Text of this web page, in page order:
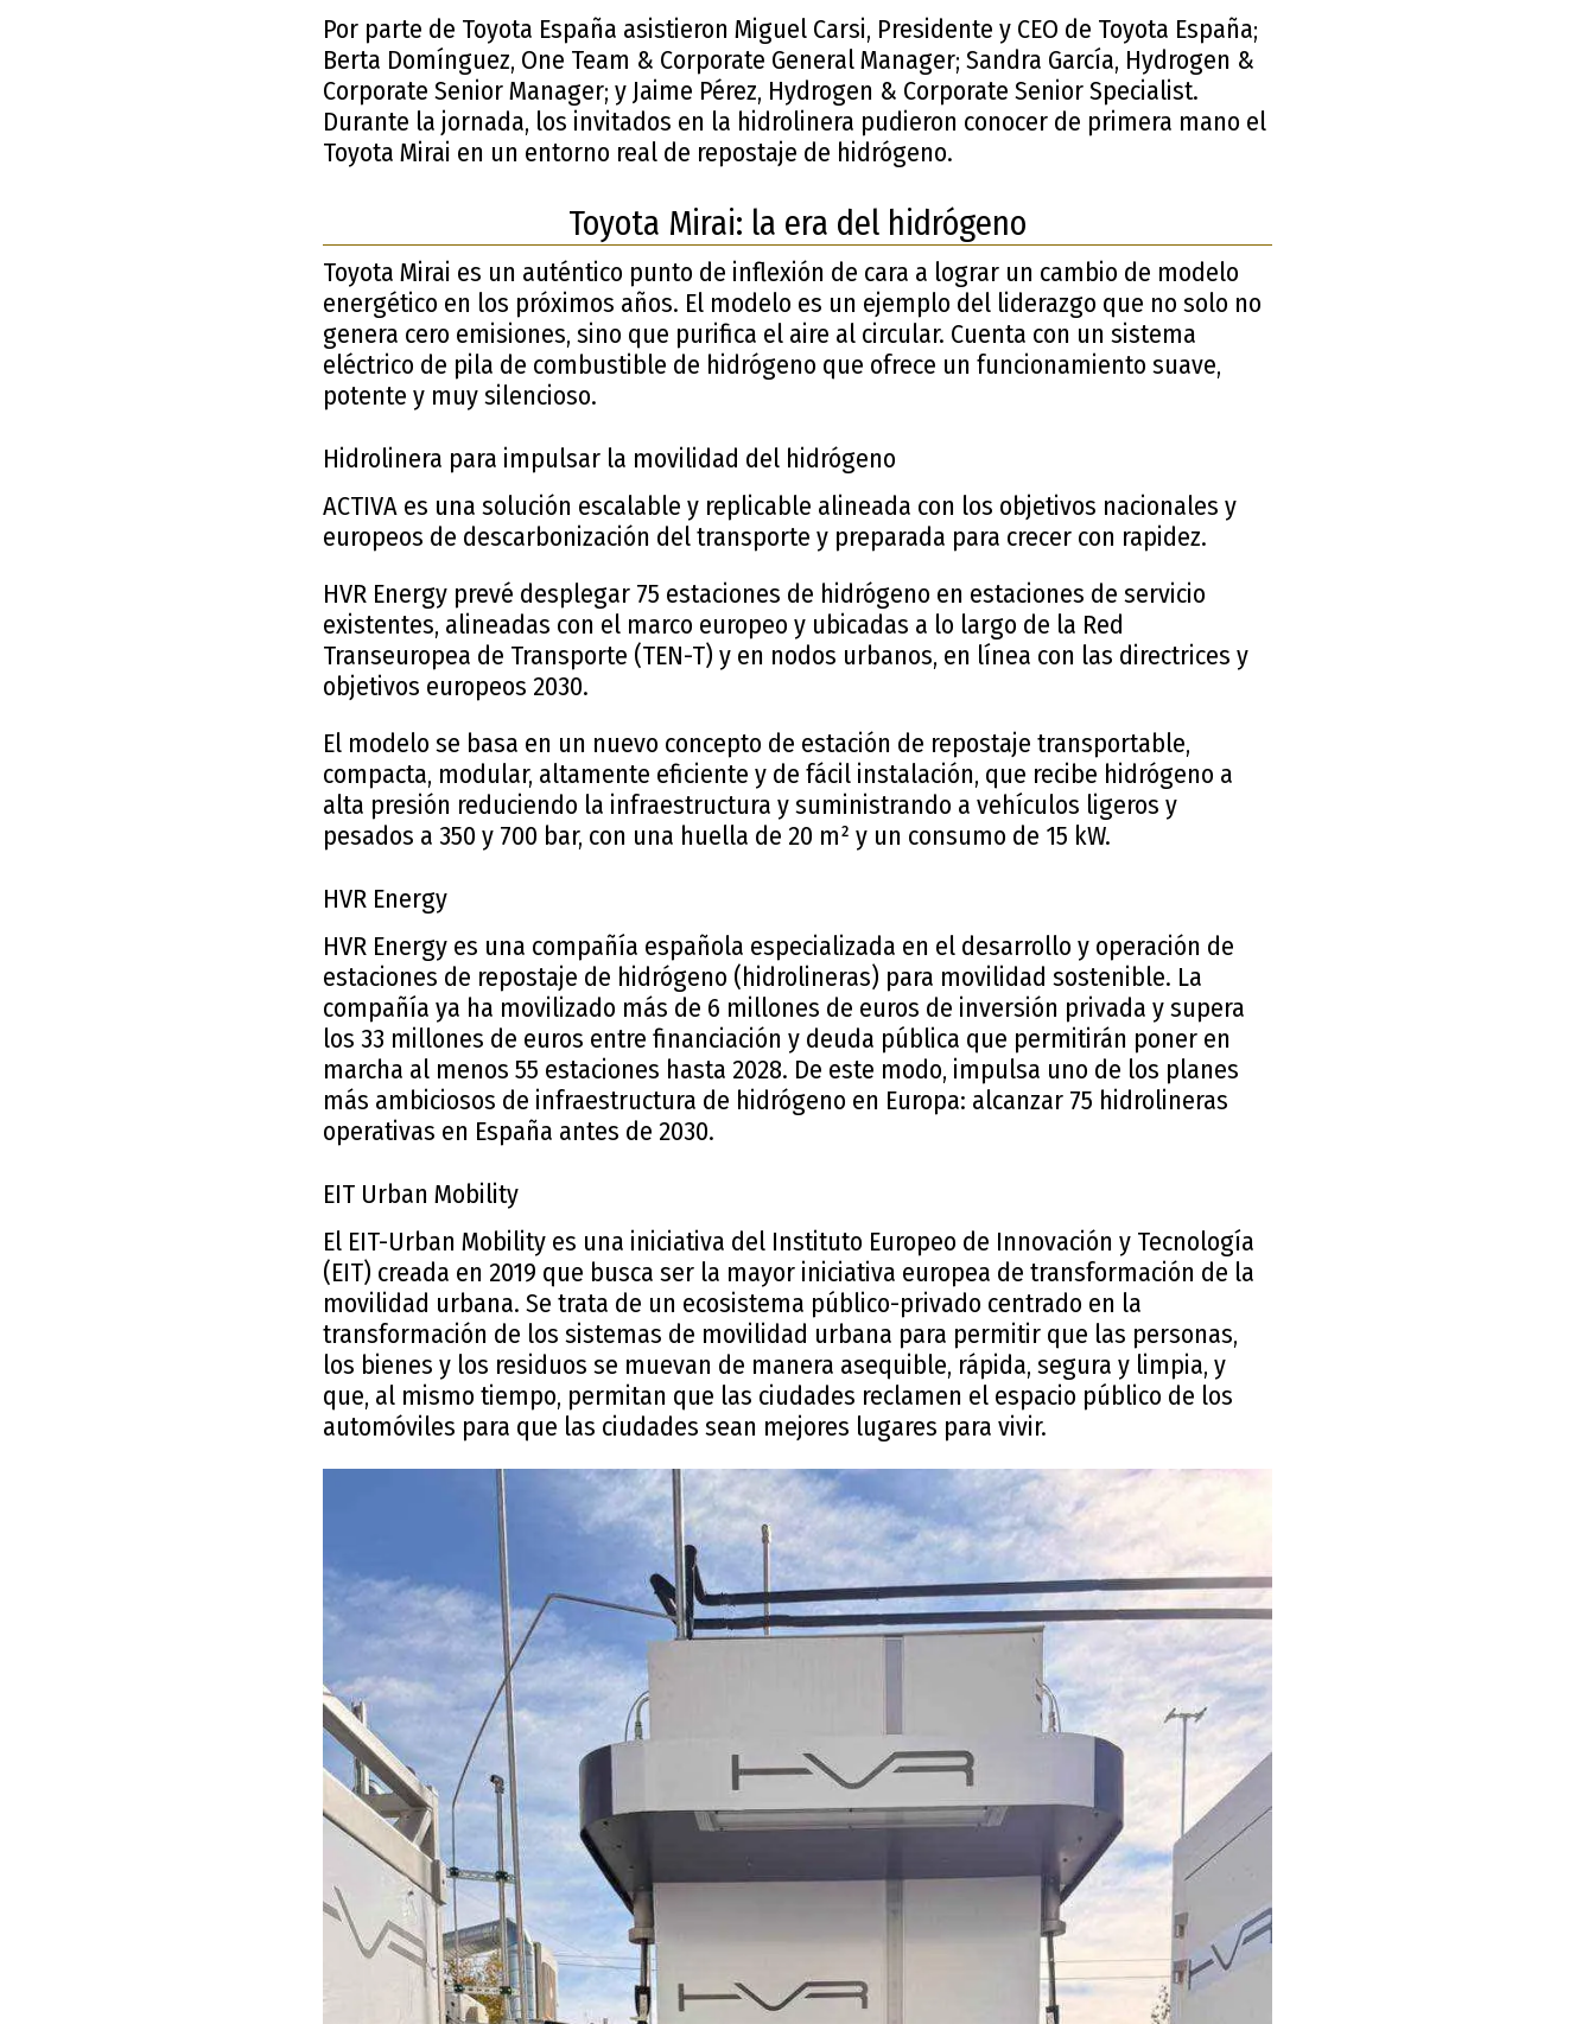
Por parte de Toyota España asistieron Miguel Carsi, Presidente y CEO de Toyota España;
Berta Domínguez, One Team & Corporate General Manager; Sandra García, Hydrogen &
Corporate Senior Manager; y Jaime Pérez, Hydrogen & Corporate Senior Specialist.
Durante la jornada, los invitados en la hidrolinera pudieron conocer de primera mano el
Toyota Mirai en un entorno real de repostaje de hidrógeno.
Toyota Mirai: la era del hidrógeno
Toyota Mirai es un auténtico punto de inflexión de cara a lograr un cambio de modelo
energético en los próximos años. El modelo es un ejemplo del liderazgo que no solo no
genera cero emisiones, sino que purifica el aire al circular. Cuenta con un sistema
eléctrico de pila de combustible de hidrógeno que ofrece un funcionamiento suave,
potente y muy silencioso.
Hidrolinera para impulsar la movilidad del hidrógeno
ACTIVA es una solución escalable y replicable alineada con los objetivos nacionales y
europeos de descarbonización del transporte y preparada para crecer con rapidez.
HVR Energy prevé desplegar 75 estaciones de hidrógeno en estaciones de servicio
existentes, alineadas con el marco europeo y ubicadas a lo largo de la Red
Transeuropea de Transporte (TEN-T) y en nodos urbanos, en línea con las directrices y
objetivos europeos 2030.
El modelo se basa en un nuevo concepto de estación de repostaje transportable,
compacta, modular, altamente eficiente y de fácil instalación, que recibe hidrógeno a
alta presión reduciendo la infraestructura y suministrando a vehículos ligeros y
pesados a 350 y 700 bar, con una huella de 20 m² y un consumo de 15 kW.
HVR Energy
HVR Energy es una compañía española especializada en el desarrollo y operación de
estaciones de repostaje de hidrógeno (hidrolineras) para movilidad sostenible. La
compañía ya ha movilizado más de 6 millones de euros de inversión privada y supera
los 33 millones de euros entre financiación y deuda pública que permitirán poner en
marcha al menos 55 estaciones hasta 2028. De este modo, impulsa uno de los planes
más ambiciosos de infraestructura de hidrógeno en Europa: alcanzar 75 hidrolineras
operativas en España antes de 2030.
EIT Urban Mobility
El EIT-Urban Mobility es una iniciativa del Instituto Europeo de Innovación y Tecnología
(EIT) creada en 2019 que busca ser la mayor iniciativa europea de transformación de la
movilidad urbana. Se trata de un ecosistema público-privado centrado en la
transformación de los sistemas de movilidad urbana para permitir que las personas,
los bienes y los residuos se muevan de manera asequible, rápida, segura y limpia, y
que, al mismo tiempo, permitan que las ciudades reclamen el espacio público de los
automóviles para que las ciudades sean mejores lugares para vivir.